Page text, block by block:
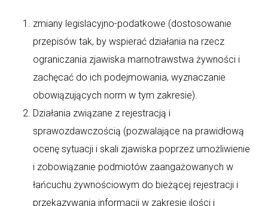
zmiany legislacyjno-podatkowe (dostosowanie
przepisów tak, by wspierać działania na rzecz
ograniczania zjawiska marnotrawstwa żywności i
zachęcać do ich podejmowania, wyznaczanie
obowiązujących norm w tym zakresie).
Działania związane z rejestracją i
sprawozdawczością (pozwalające na prawidłową
ocenę sytuacji i skali zjawiska poprzez umożliwienie
i zobowiązanie podmiotów zaangażowanych w
łańcuchu żywnościowym do bieżącej rejestracji i
przekazywania informacji w zakresie ilości i